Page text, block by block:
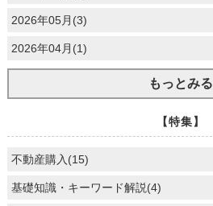
2026年05月(3)
2026年04月(1)
もっとみる
【特集】
不動産購入(15)
基礎知識・キーワード解説(4)